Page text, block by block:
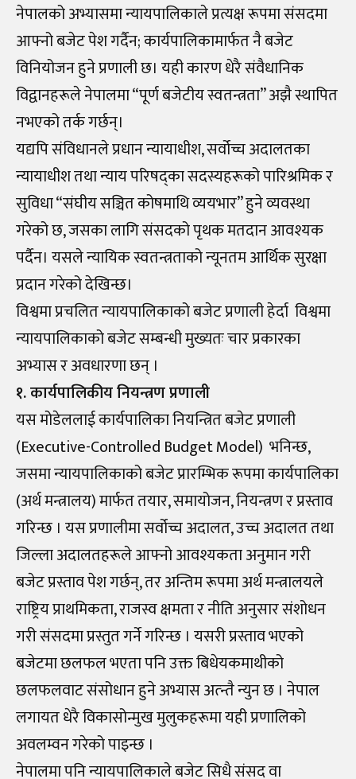
नेपालको अभ्यासमा न्यायपालिकाले प्रत्यक्ष रूपमा संसदमा
आफ्नो बजेट पेश गर्दैन; कार्यपालिकामार्फत नै बजेट
विनियोजन हुने प्रणाली छ। यही कारण धेरै संवैधानिक
विद्वानहरूले नेपालमा “पूर्ण बजेटीय स्वतन्त्रता” अझै स्थापित
नभएको तर्क गर्छन्।
यद्यपि संविधानले प्रधान न्यायाधीश, सर्वोच्च अदालतका
न्यायाधीश तथा न्याय परिषद्का सदस्यहरूको पारिश्रमिक र
सुविधा “संघीय सञ्चित कोषमाथि व्ययभार” हुने व्यवस्था
गरेको छ, जसका लागि संसदको पृथक मतदान आवश्यक
पर्दैन। यसले न्यायिक स्वतन्त्रताको न्यूनतम आर्थिक सुरक्षा
प्रदान गरेको देखिन्छ।
विश्वमा प्रचलित न्यायपालिकाको बजेट प्रणाली हेर्दा विश्वमा
न्यायपालिकाको बजेट सम्बन्धी मुख्यतः चार प्रकारका
अभ्यास र अवधारणा छन् ।
१. कार्यपालिकीय नियन्त्रण प्रणाली
यस मोडेललाई कार्यपालिका नियन्त्रित बजेट प्रणाली
(Executive-Controlled Budget Model) भनिन्छ,
जसमा न्यायपालिकाको बजेट प्रारम्भिक रूपमा कार्यपालिका
(अर्थ मन्त्रालय) मार्फत तयार, समायोजन, नियन्त्रण र प्रस्ताव
गरिन्छ । यस प्रणालीमा सर्वोच्च अदालत, उच्च अदालत तथा
जिल्ला अदालतहरूले आफ्नो आवश्यकता अनुमान गरी
बजेट प्रस्ताव पेश गर्छन्, तर अन्तिम रूपमा अर्थ मन्त्रालयले
राष्ट्रिय प्राथमिकता, राजस्व क्षमता र नीति अनुसार संशोधन
गरी संसदमा प्रस्तुत गर्ने गरिन्छ । यसरी प्रस्ताव भएको
बजेटमा छलफल भएता पनि उक्त बिधेयकमाथीको
छलफलवाट संसोधान हुने अभ्यास अत्न्तै न्युन छ । नेपाल
लगायत धेरै विकासोन्मुख मुलुकहरूमा यही प्रणालिको
अवलम्वन गरेको पाइन्छ ।
नेपालमा पनि न्यायपालिकाले बजेट सिधै संसद वा